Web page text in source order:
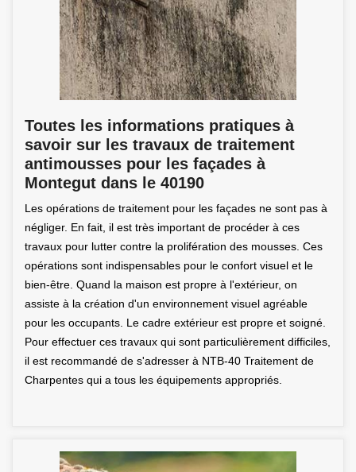
Toutes les informations pratiques à
savoir sur les travaux de traitement
antimousses pour les façades à
Montegut dans le 40190
Les opérations de traitement pour les façades ne sont pas à
négliger. En fait, il est très important de procéder à ces
travaux pour lutter contre la prolifération des mousses. Ces
opérations sont indispensables pour le confort visuel et le
bien-être. Quand la maison est propre à l'extérieur, on
assiste à la création d'un environnement visuel agréable
pour les occupants. Le cadre extérieur est propre et soigné.
Pour effectuer ces travaux qui sont particulièrement difficiles,
il est recommandé de s'adresser à NTB-40 Traitement de
Charpentes qui a tous les équipements appropriés.